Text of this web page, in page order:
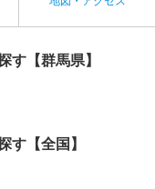
す【群馬県】
す【全国】